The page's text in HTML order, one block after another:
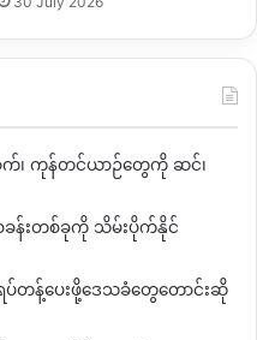
းနွေးခဲ့သော်လည်း တစ်နိုင်ငံလုံး
ျုပ် NCA ကို လက်မှတ်မထိုးခဲ့
း ‘ဝ’ ပြည်
ဦးဆောင်သော
းရေးကော်မတီ FPNCC တွင်
က်မှတ်ရေးထိုးရေး ကြိုးပမ်း
ခက်၊ ကုန်တင်ယာဉ်တွေကို ဆင်၊
န်းတစ်ခုကို သိမ်းပိုက်နိုင်
တန့်ပေးဖို့ဒေသခံတွေတောင်းဆို